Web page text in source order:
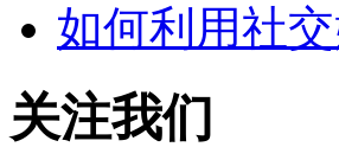
如何利用社
关注我们